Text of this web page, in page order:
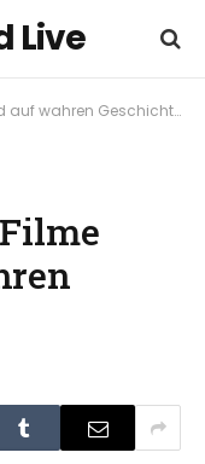
Live
wahren Geschichten